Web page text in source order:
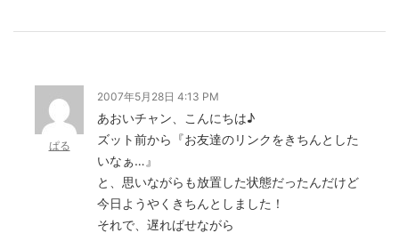
ぱる
2007年5月28日 4:13 PM
あおいチャン、こんにちは♪
ズット前から『お友達のリンクをきちんとした
いなぁ…』
と、思いながらも放置した状態だったんだけど
今日ようやくきちんとしました！
それで、遅ればせながら